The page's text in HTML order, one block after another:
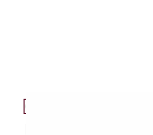
Artikel 13 von 24.